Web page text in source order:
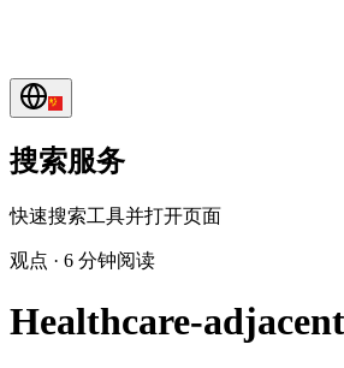
搜索服务
快速搜索工具并打开页面
观点 · 6 分钟阅读
Healthcare-